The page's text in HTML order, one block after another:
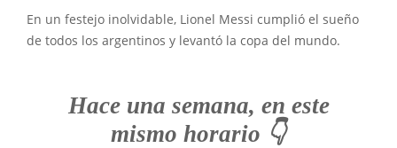
En un festejo inolvidable, Lionel Messi cumplió el sueño
de todos los argentinos y levantó la copa del mundo.
Hace una semana, en este
mismo horario 👇